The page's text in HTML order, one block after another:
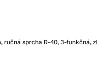
ručná sprcha R-40, 3-funkčná,